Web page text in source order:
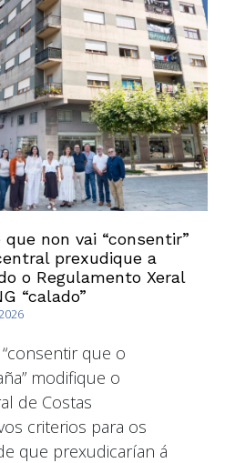
que non vai “consentir”
prexudique a
o Regulamento Xeral
“calado”
que o
modifique o
de Costas
criterios para os
que prexudicarían á